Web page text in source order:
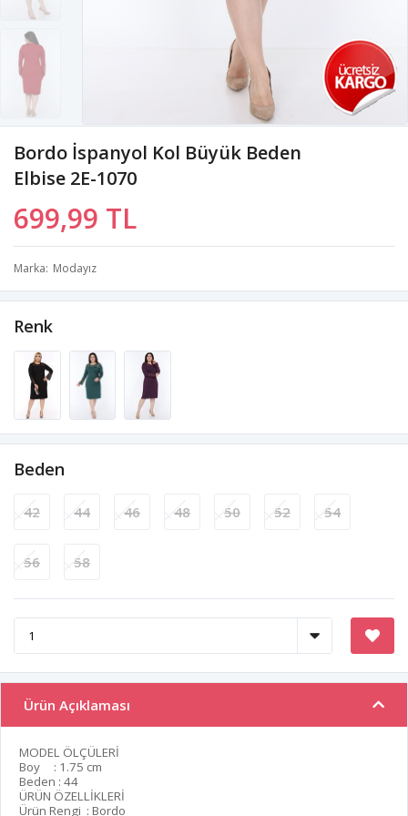
Bordo İspanyol Kol Büyük Beden
Elbise 2E-1070
699,99 TL
Marka Modayız
Renk
Beden
42 44 46 48 50 52 54
56 58
Ürün Açıklaması
MODEL ÖLÇÜLERİ
Boy : 1.75 cm
Beden : 44
ÜRÜN ÖZELLİKLERİ
Ürün Rengi : Bordo